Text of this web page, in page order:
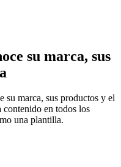
su marca, sus
su marca, sus productos y el
en todos los
una plantilla.